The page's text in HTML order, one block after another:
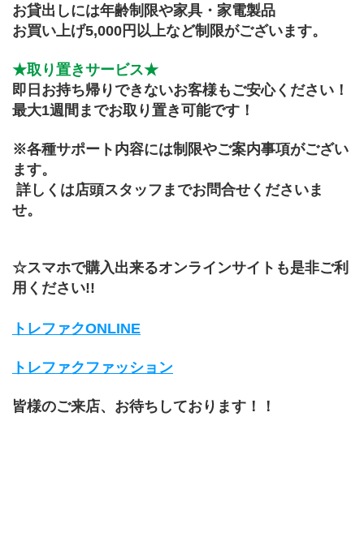
お貸出しには年齢制限や家具・家電製品
お買い上げ5,000円以上など制限がございます。
★取り置きサービス★
即日お持ち帰りできないお客様もご安心ください！
最大1週間までお取り置き可能です！
※各種サポート内容には制限やご案内事項がござい
ます。
せ。
☆スマホで購入出来るオンラインサイトも是非ご利
用ください!!
トレファクONLINE
トレファクファッション
皆様のご来店、お待ちしております！！